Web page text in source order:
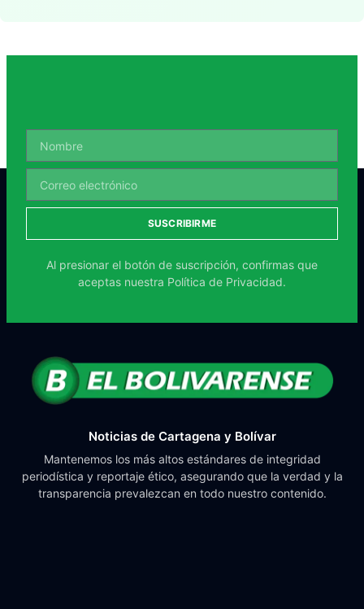
SUSCRIBIRME
Al presionar el botón de suscripción, confirmas que
aceptas nuestra Política de Privacidad.
Noticias de Cartagena y Bolívar
Mantenemos los más altos estándares de integridad
periodística y reportaje ético, asegurando que la verdad y la
transparencia prevalezcan en todo nuestro contenido.